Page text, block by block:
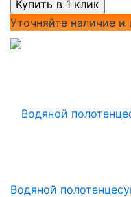
Уточняйте наличие и
Водяной